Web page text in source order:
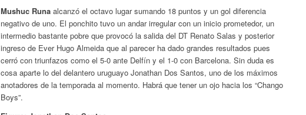
Mushuc Runa alcanzó el octavo lugar sumando 18 puntos y un gol diferencia
negativo de uno. El ponchito tuvo un andar irregular con un inicio prometedor, un
intermedio bastante pobre que provocó la salida del DT Renato Salas y posterior
ingreso de Ever Hugo Almeida que al parecer ha dado grandes resultados pues
cerró con triunfazos como el 5-0 ante Delfín y el 1-0 con Barcelona. Sin duda es
cosa aparte lo del delantero uruguayo Jonathan Dos Santos, uno de los máximos
anotadores de la temporada al momento. Habrá que tener un ojo hacia los “Chango
Boys”.